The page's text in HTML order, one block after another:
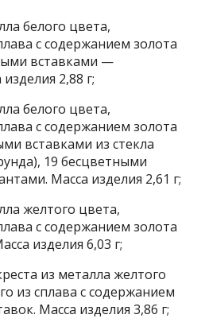
белого цвета,
с содержанием золота
вставками —
2,88 г;
белого цвета,
с содержанием золота
вставками из стекла
19 бесцветными
Масса изделия 2,61 г;
желтого цвета,
с содержанием золота
изделия 6,03 г;
из металла желтого
из сплава с содержанием
Масса изделия 3,86 г;